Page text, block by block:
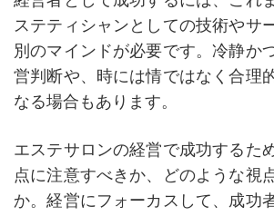
ステティシャンとしての技術やサ
別のマインドが必要です。冷静か
営判断や、時には情ではなく合理
なる場合もあります。
エステサロンの経営で成功するた
点に注意すべきか、どのような視
か。経営にフォーカスして、成功